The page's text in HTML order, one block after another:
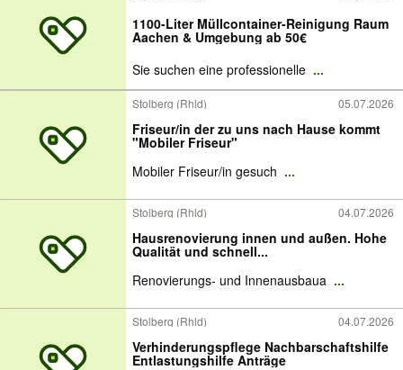
1100-Liter Müllcontainer-Reinigung Raum
Aachen & Umgebung ab 50€
Sie suchen eine professionelle ...
Stolberg (Rhld) 05.07.2026
Friseur/in der zu uns nach Hause kommt
"Mobiler Friseur"
Mobiler Friseur/in gesuch ...
Stolberg (Rhld) 04.07.2026
Hausrenovierung innen und außen. Hohe
Qualität und schnell...
Renovierungs- und Innenausbaua ...
Stolberg (Rhld) 04.07.2026
Verhinderungspflege Nachbarschaftshilfe
Entlastungshilfe Anträge